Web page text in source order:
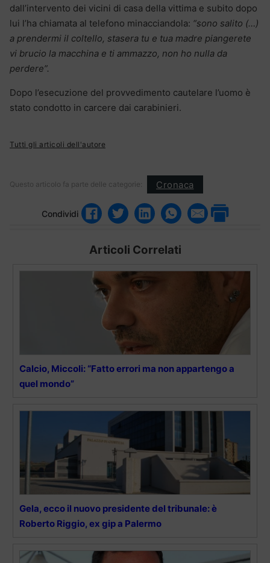
dall’intervento dei vicini di casa della vittima e subito dopo
lui l’ha chiamata al telefono minacciandola: “sono salito (…)
a prendermi il coltello, stasera tu e tua madre piangerete
vi brucio la macchina e ti ammazzo, non ho nulla da
perdere”.
Dopo l’esecuzione del provvedimento cautelare l’uomo è
stato condotto in carcere dai carabinieri.
Tutti gli articoli dell'autore
Questo articolo fa parte delle categorie: Cronaca
Condividi
Articoli Correlati
Calcio, Miccoli: “Fatto errori ma non appartengo a
quel mondo”
Gela, ecco il nuovo presidente del tribunale: è
Roberto Riggio, ex gip a Palermo